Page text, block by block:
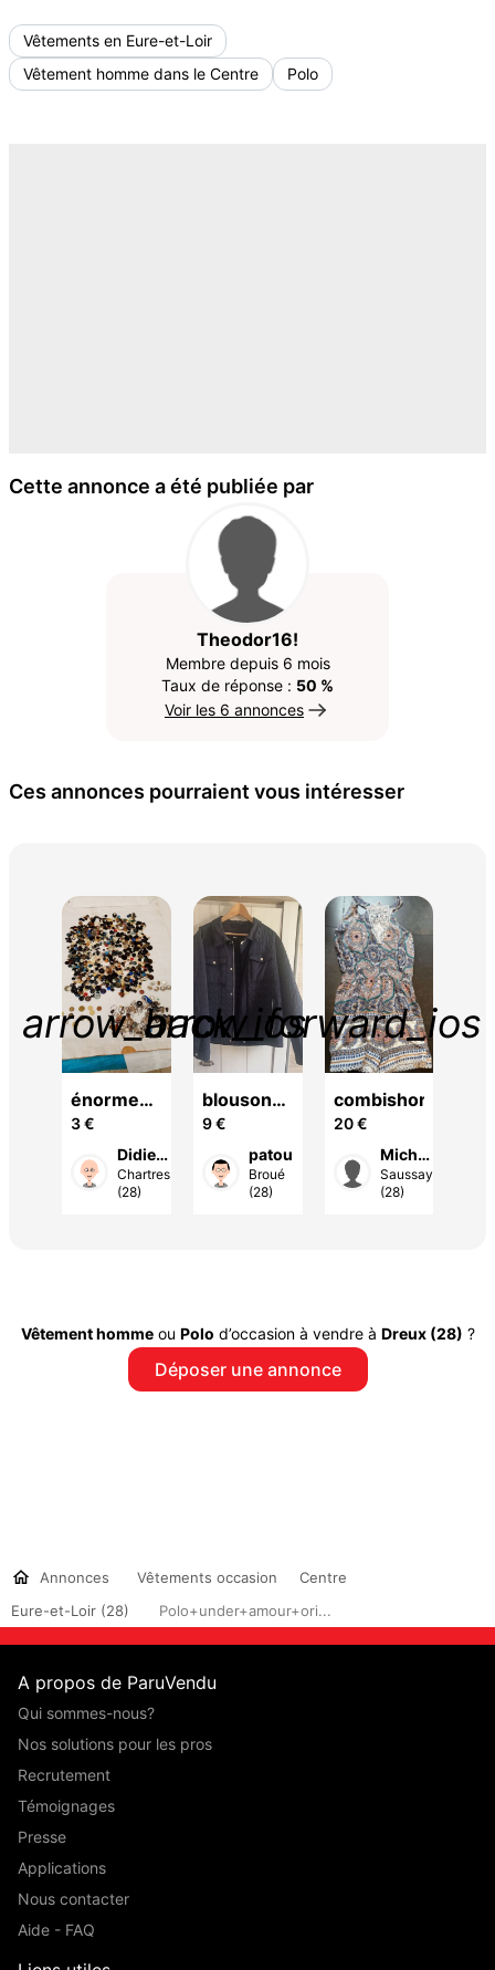
Vêtements en Eure-et-Loir
Vêtement homme dans le Centre
Polo
Cette annonce a été publiée par
Theodor16!
Membre depuis 6 mois
Taux de réponse : 50 %
Voir les 6 annonces
Ces annonces pourraient vous intéresser
énorme
lot
boutons
accessoire
3 €
Didier
T
Chartres
(28)
blouson
bleu
9 €
patou
Broué
(28)
combishort
20 €
Michel
C
Saussay
(28)
arrow_back_ios
arrow_forward_ios
Vêtement hommeou Polo d’occasion à vendre à Dreux (28) ?
Déposer une annonce
Annonces Vêtements occasion
Centre
Eure-et-Loir (28)
Polo+under+amour+ori...
A propos de ParuVendu
Qui sommes-nous?
Nos solutions pour les pros
Recrutement
Témoignages
Presse
Applications
Nous contacter
Aide - FAQ